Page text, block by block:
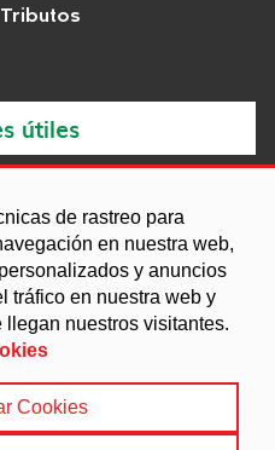
de rastreo para
en nuestra web,
y anuncios
tráfico en nuestra web y
nuestros visitantes.
Cookies
útiles
asociaciones